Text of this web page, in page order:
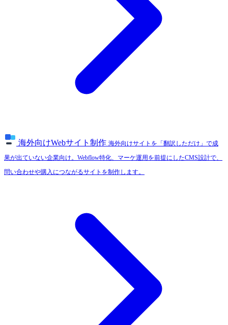
海外向けWebサイト制作 海外向けサイトを「翻訳しただけ」で成
果が出ていない企業向け。Webflow特化、マーケ運用を前提にしたCMS設計で、
問い合わせや購入につながるサイトを制作します。